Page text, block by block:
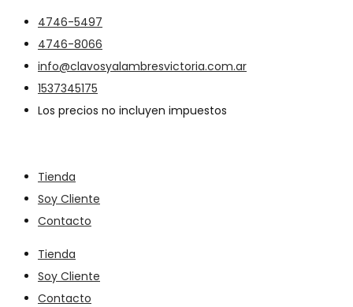
4746-5497
4746-8066
info@clavosyalambresvictoria.com.ar
1537345175
Los precios no incluyen impuestos
Tienda
Soy Cliente
Contacto
Tienda
Soy Cliente
Contacto